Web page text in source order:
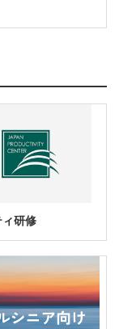
研修